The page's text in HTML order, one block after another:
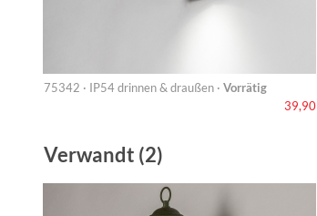
75342 · IP54 drinnen & draußen · Vorrätig
39,90
Verwandt (2)